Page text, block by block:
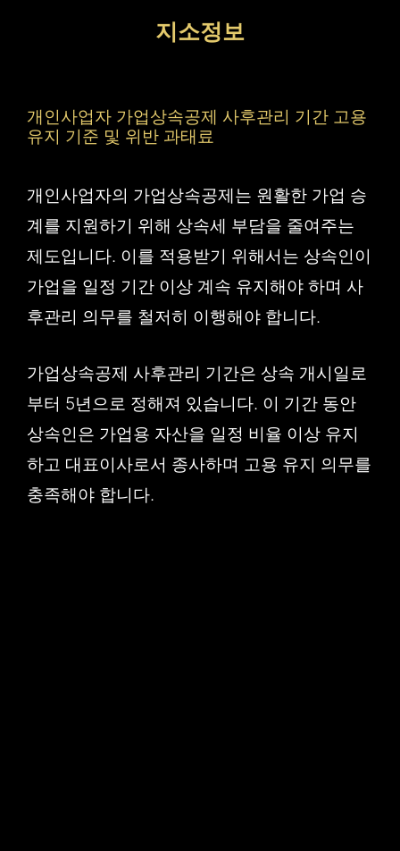
지소정보
개인사업자 가업상속공제 사후관리 기간 고용
유지 기준 및 위반 과태료
개인사업자의 가업상속공제는 원활한 가업 승
계를 지원하기 위해 상속세 부담을 줄여주는
제도입니다. 이를 적용받기 위해서는 상속인이
가업을 일정 기간 이상 계속 유지해야 하며 사
후관리 의무를 철저히 이행해야 합니다.
가업상속공제 사후관리 기간은 상속 개시일로
부터 5년으로 정해져 있습니다. 이 기간 동안
상속인은 가업용 자산을 일정 비율 이상 유지
하고 대표이사로서 종사하며 고용 유지 의무를
충족해야 합니다.